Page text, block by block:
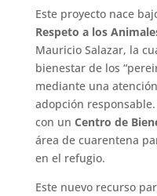
Este proyecto nace
Respeto a los
Mauricio Salazar, la
bienestar de los
mediante una
adopción
con un Centro de
área de cuarentena
en el refugio.
Este nuevo recurso